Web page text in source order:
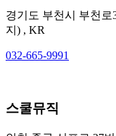
경기도 부천시 부천로
지) , KR
032-665-9991
스쿨뮤직